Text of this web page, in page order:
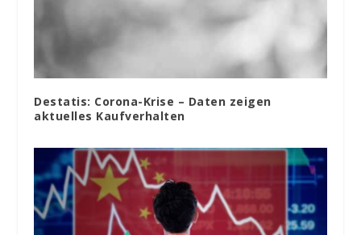
Destatis: Corona-Krise – Daten zeigen
aktuelles Kaufverhalten